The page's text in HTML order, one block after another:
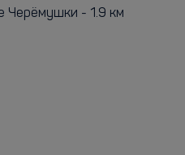
Черёмушки - 1.9 км